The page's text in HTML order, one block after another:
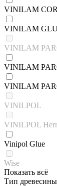
VINILAM
VINILAM
VINILAM
VINILAM
VINILAM
VINILPOL
VINILPOL
Vinipol Glue
Wise
Показать всё
Тип древесины